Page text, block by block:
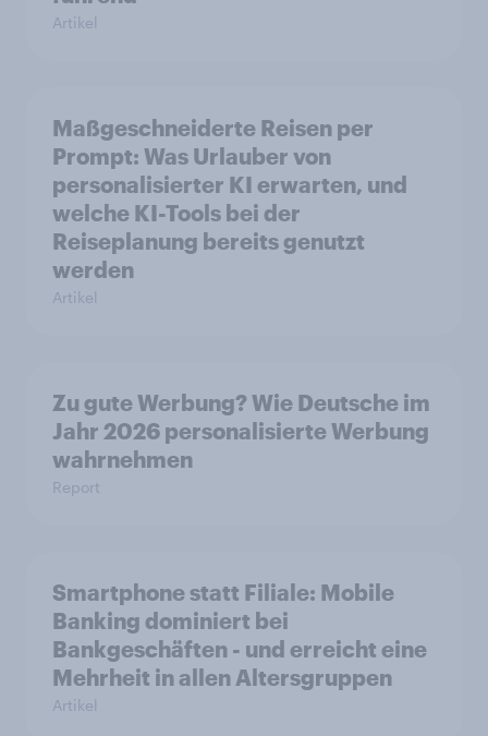
Artikel
Maßgeschneiderte Reisen per
Prompt: Was Urlauber von
personalisierter KI erwarten, und
welche KI-Tools bei der
Reiseplanung bereits genutzt
werden
Artikel
Zu gute Werbung? Wie Deutsche im
Jahr 2026 personalisierte Werbung
wahrnehmen
Report
Smartphone statt Filiale: Mobile
Banking dominiert bei
Bankgeschäften - und erreicht eine
Mehrheit in allen Altersgruppen
Artikel